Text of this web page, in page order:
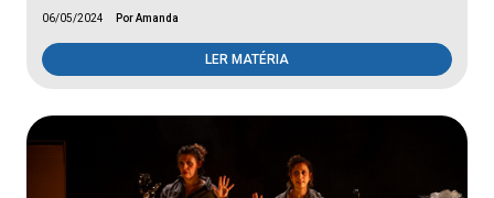
06/05/2024 Por Amanda
LER MATÉRIA